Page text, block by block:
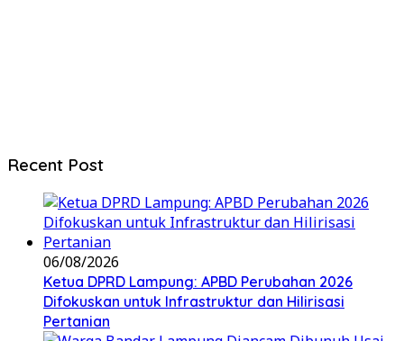
Recent Post
06/08/2026
Ketua DPRD Lampung: APBD Perubahan 2026
Difokuskan untuk Infrastruktur dan Hilirisasi
Pertanian